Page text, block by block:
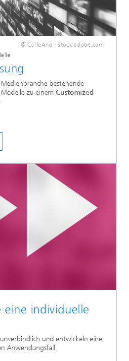
© ColleAno - stock.adobe.com
bestehende
zu einem Customized
eine individuelle
und entwickeln eine
Anwendungsfall.